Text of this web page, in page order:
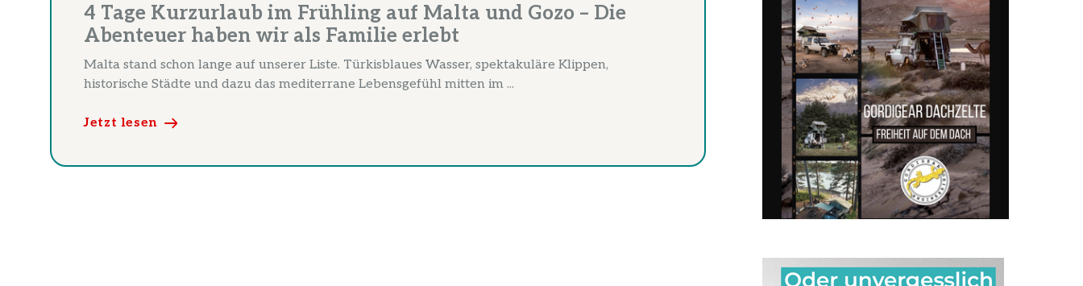
4 Tage Kurzurlaub im Frühling auf Malta und Gozo – Die
Abenteuer haben wir als Familie erlebt
Malta stand schon lange auf unserer Liste. Türkisblaues Wasser, spektakuläre Klippen,
historische Städte und dazu das mediterrane Lebensgefühl mitten im ...
Jetzt lesen